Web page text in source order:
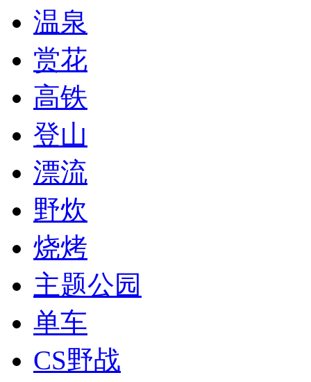
温泉
赏花
高铁
登山
漂流
野炊
烧烤
主题公园
单车
CS野战